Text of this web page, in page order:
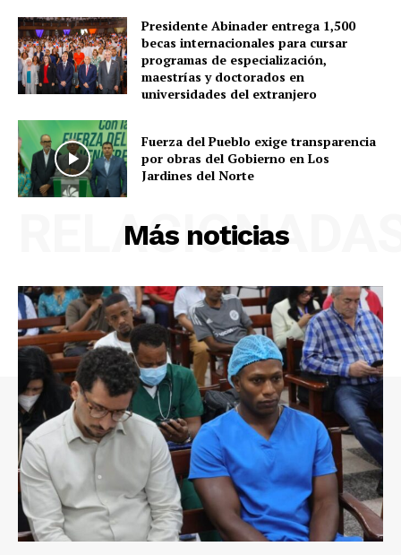
Presidente Abinader entrega 1,500
becas internacionales para cursar
programas de especialización,
maestrías y doctorados en
universidades del extranjero
Fuerza del Pueblo exige transparencia
por obras del Gobierno en Los
Jardines del Norte
Más noticias